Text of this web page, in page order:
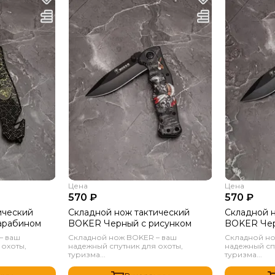
ваш
Цена
570 ₽
Складной нож тактический
BOKER Черный с рисунком
Складной нож BOKER – ваш
надежный спутник для охоты,
туризма...
Цена
570 ₽
Складной
BOKER
Складной
надежный
туризма...